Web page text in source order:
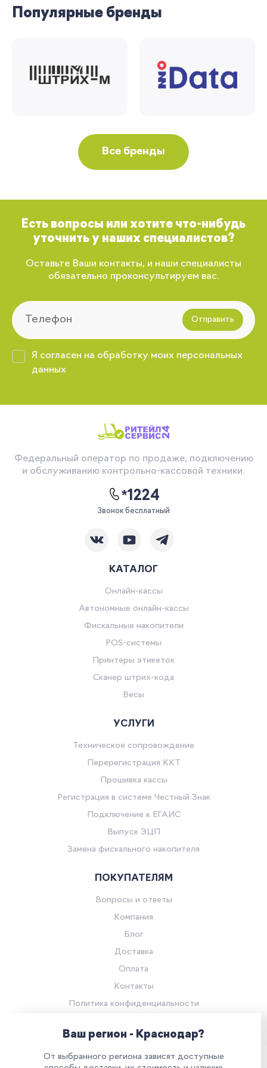
Популярные бренды
Все бренды
Есть вопросы или хотите что-нибудь
уточнить у наших специалистов?
Оставьте Ваши контакты, и наши специалисты
обязательно проконсультируем вас.
Отправить
Я согласен на обработку моих персональных
данных
Федеральный оператор по продаже, подключению
и обслуживанию контрольно-кассовой техники.
*1224
Звонок бесплатный
КАТАЛОГ
Онлайн-кассы
Автономные онлайн-кассы
Фискальные накопители
POS-системы
Принтеры этикеток
Сканер штрих-кода
Весы
УСЛУГИ
Техническое сопровождение
Перерегистрация ККТ
Прошивка кассы
Регистрация в системе Честный Знак
Подключение к ЕГАИС
Выпуск ЭЦП
Замена фискального накопителя
ПОКУПАТЕЛЯМ
Вопросы и ответы
Компания
Блог
Доставка
Оплата
Контакты
Политика конфиденциальности
Все права защищены.
Ваш регион - Краснодар?
От выбранного региона зависят доступные